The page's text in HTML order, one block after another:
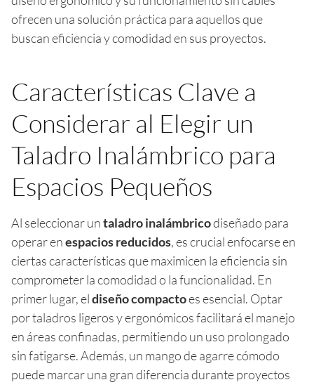
ofrecen una solución práctica para aquellos que
buscan eficiencia y comodidad en sus proyectos.
Características Clave a
Considerar al Elegir un
Taladro Inalámbrico para
Espacios Pequeños
Al seleccionar untaladro inalámbricodiseñado para
operar enespacios reducidos, es crucial enfocarse en
ciertas características que maximicen la eficiencia sin
comprometer la comodidad o la funcionalidad. En
primer lugar, eldiseño compactoes esencial. Optar
por taladros ligeros y ergonómicos facilitará el manejo
en áreas confinadas, permitiendo un uso prolongado
sin fatigarse. Además, un mango de agarre cómodo
puede marcar una gran diferencia durante proyectos